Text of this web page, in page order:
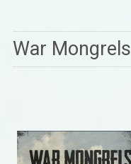
War Mongrels